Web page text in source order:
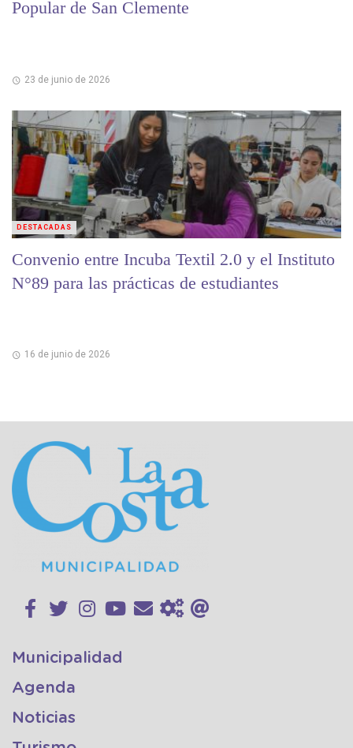
Popular de San Clemente
23 de junio de 2026
Convenio entre Incuba Textil 2.0 y el Instituto
N°89 para las prácticas de estudiantes
16 de junio de 2026
DESTACADAS
Municipalidad
Agenda
Noticias